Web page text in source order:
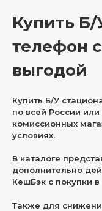
Купить
телефон
выгодой
Купить Б/У
по всей России
комиссионных
условиях.
В каталоге
дополнительно
КешБэк с покупки
Также для